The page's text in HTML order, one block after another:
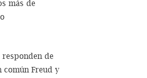
más de
responden de
común Freud y